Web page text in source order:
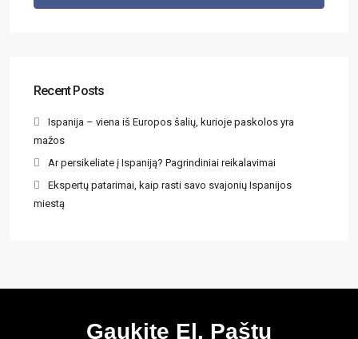
Recent Posts
Ispanija – viena iš Europos šalių, kurioje paskolos yra
mažos
Ar persikeliate į Ispaniją? Pagrindiniai reikalavimai
Ekspertų patarimai, kaip rasti savo svajonių Ispanijos
miestą
Gaukite El. Paštu